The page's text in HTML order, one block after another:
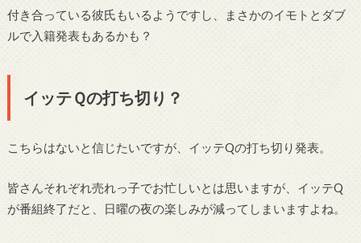
付き合っている彼氏もいるようですし、まさかのイモトとダブ
ルで入籍発表もあるかも？
イッテＱの打ち切り？
こちらはないと信じたいですが、イッテQの打ち切り発表。
皆さんそれぞれ売れっ子でお忙しいとは思いますが、イッテQ
が番組終了だと、日曜の夜の楽しみが減ってしまいますよね。